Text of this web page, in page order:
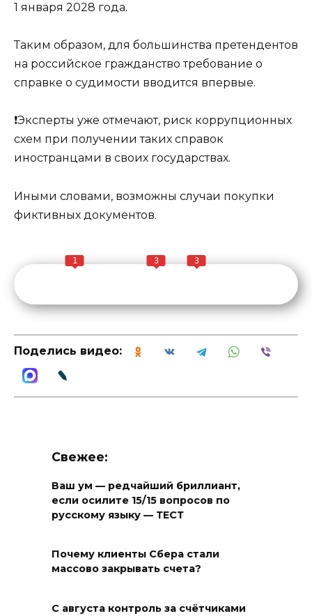
1 января 2028 года.
Таким образом, для большинства претендентов
на российское гражданство требование о
справке о судимости вводится впервые.
❗️Эксперты уже отмечают, риск коррупционных
схем при получении таких справок
иностранцами в своих государствах.
Иными словами, возможны случаи покупки
фиктивных документов.
1 3 3
Поделись видео:
Свежее:
Ваш ум — редчайший бриллиант,
если осилите 15/15 вопросов по
русскому языку — ТЕСТ
Почему клиенты Сбера стали
массово закрывать счета?
С августа контроль за счётчиками